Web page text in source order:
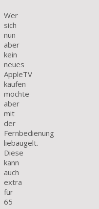
Wer
sich
nun
aber
kein
neues
AppleTV
kaufen
möchte
aber
mit
der
Fernbedienung
liebäugelt.
Diese
kann
auch
extra
für
65